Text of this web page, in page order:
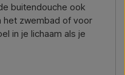
buitendouche ook
het zwembad of voor
in je lichaam als je